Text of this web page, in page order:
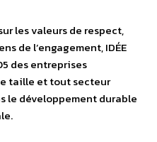
les valeurs de respect,
de l’engagement, IDÉE
des entreprises
taille et tout secteur
le développement durable